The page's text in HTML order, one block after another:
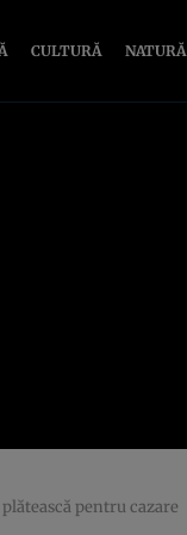
CULTURĂ NATURĂ
pentru cazare